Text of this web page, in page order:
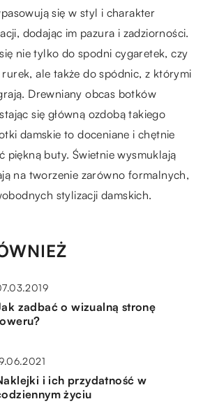
się w styl i charakter
dodając im pazura i zadziorności.
nie tylko do spodni cygaretek, czy
ale także do spódnic, z którymi
Drewniany obcas botków
się główną ozdobą takiego
damskie to doceniane i chętnie
piękną buty. Świetnie wysmuklają
na tworzenie zarówno formalnych,
stylizacji damskich.
zadbać o wizualną stronę
i ich przydatność w
życiu